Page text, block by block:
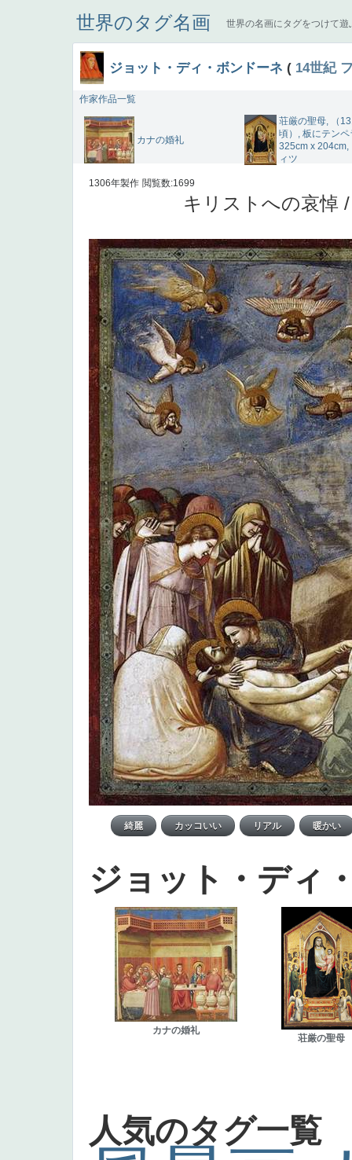
世界のタグ名画 世界の名画にタグをつけて遊
ジョット・ディ・ボンドーネ ( 14世紀
作家作品一覧
カナの婚礼
荘厳の聖母, （
頃）, 板にテンペ
325cm x 204cm,
ィツ
1306年製作 閲覧数:1699
キリストへの哀悼
ジョット・ディ
カナの婚礼
荘厳の聖母
人気のタグ一覧